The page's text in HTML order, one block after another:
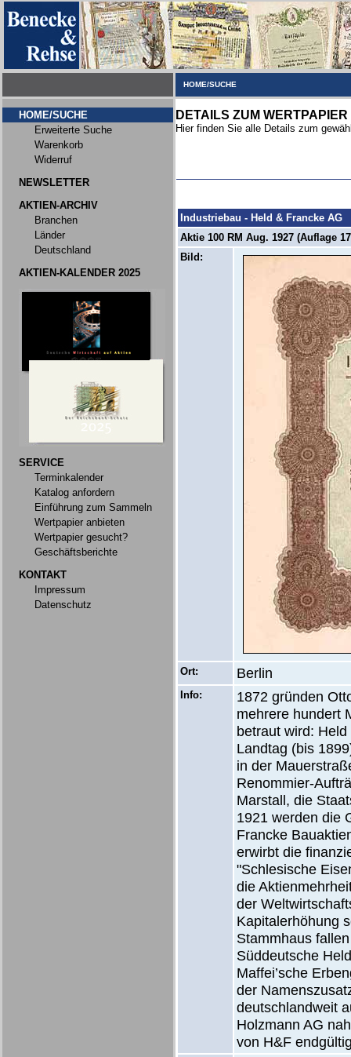
HOME/SUCHE
HOME/SUCHE
Erweiterte Suche
Warenkorb
Widerruf
NEWSLETTER
AKTIEN-ARCHIV
Branchen
Länder
Deutschland
AKTIEN-KALENDER 2025
SERVICE
Terminkalender
Katalog anfordern
Einführung zum Sammeln
Wertpapier anbieten
Wertpapier gesucht?
Geschäftsberichte
KONTAKT
Impressum
Datenschutz
DETAILS ZUM WERTPAPIER
Hier finden Sie alle Details zum
Industriebau - Held & Francke AG
Aktie 100 RM Aug. 1927 (Auflage
Bild:
Ort: Berlin
Info:
1872 gründen
mehrere hundert
betraut wird:
Landtag (bis
in der
Renommier-
Marstall, die
1921 werden die
Francke
erwirbt die
"Schlesische
die
der
Kapitalerhöhung
Stammhaus
Süddeutsche
Maffei’sche
der
deutschlandweit
Holzmann AG
von H&F